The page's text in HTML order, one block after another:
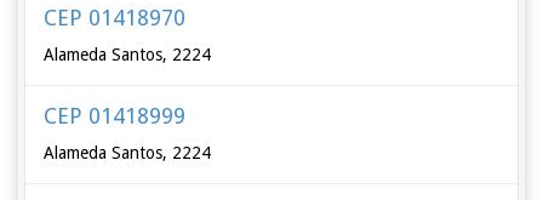
CEP 01418970
Alameda Santos, 2224
CEP 01418999
Alameda Santos, 2224